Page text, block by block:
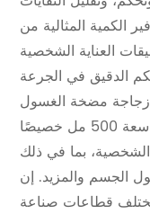
الكمية المثالية من
العناية الشخصية
زجاجة مضخة الغسول
البلاستيكية ذات الشكل البيضاوي سعة 500 مل خصيصًا
بما في ذلك
الجسم والمزيد. إن
قطاعات صناعة